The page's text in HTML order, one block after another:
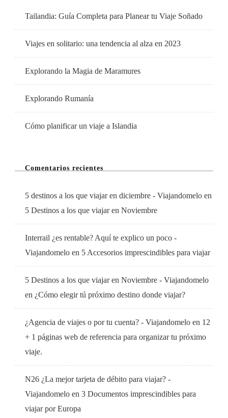
Tailandia: Guía Completa para Planear tu Viaje Soñado
Viajes en solitario: una tendencia al alza en 2023
Explorando la Magia de Maramures
Explorando Rumanía
Cómo planificar un viaje a Islandia
Comentarios recientes
5 destinos a los que viajar en diciembre - Viajandomelo en
5 Destinos a los que viajar en Noviembre
Interrail ¿es rentable? Aquí te explico un poco -
Viajandomelo en 5 Accesorios imprescindibles para viajar
5 Destinos a los que viajar en Noviembre - Viajandomelo
en ¿Cómo elegir tú próximo destino donde viajar?
¿Agencia de viajes o por tu cuenta? - Viajandomelo en 12
+ 1 páginas web de referencia para organizar tu próximo
viaje.
N26 ¿La mejor tarjeta de débito para viajar? -
Viajandomelo en 3 Documentos imprescindibles para
viajar por Europa